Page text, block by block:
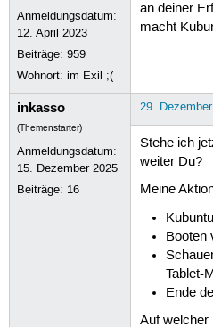
Anmeldungsdatum:
12. April 2023
Beiträge:959
Wohnort: im Exil ;(
an deiner
macht
inkasso
(Themenstarter)
Anmeldungsdatum:
15. Dezember 2025
Beiträge: 16
29.
Stehe ich
weiter Du?
Meine
Booten
Tablet-
Ende
Auf welcher